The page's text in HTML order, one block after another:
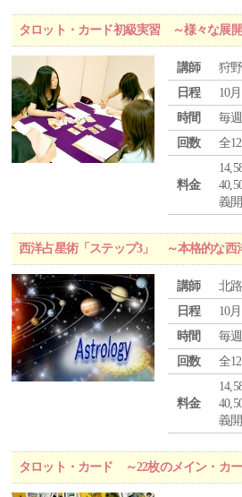
タロット・カード初級実習 ～様々な展
講師
狩
日程
10
時間
毎
回数
全
料金
義
西洋占星術「ステップ3」 ～本格的な西
講師
北
日程
10
時間
毎
回数
全
料金
義
タロット・カード ～22枚のメイン・カ